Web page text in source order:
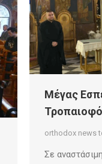
Μέγας
orthodox news
Σε